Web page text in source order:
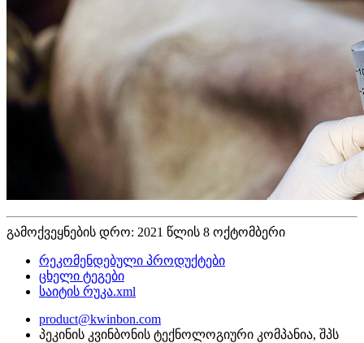
გამოქვეყნების დრო: 2021 წლის 8 ოქტომბერი
რეკომენდებული პროდუქტები
ცხელი ტეგები
საიტის რუკა.xml
product@kwinbon.com
პეკინის კვინბონის ტექნოლოგიური კომპანია, შპს